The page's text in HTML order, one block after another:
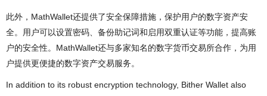
此外，MathWallet还提供了安全保障措施，保护用户的数字资产安
全。用户可以设置密码、备份助记词和启用双重认证等功能，提高账
户的安全性。MathWallet还与多家知名的数字货币交易所合作，为用
户提供更便捷的数字资产交易服务。
In addition to its robust encryption technology, Bither Wallet also